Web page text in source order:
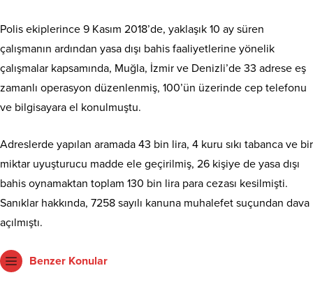
Polis ekiplerince 9 Kasım 2018’de, yaklaşık 10 ay süren
çalışmanın ardından yasa dışı bahis faaliyetlerine yönelik
çalışmalar kapsamında, Muğla, İzmir ve Denizli’de 33 adrese eş
zamanlı operasyon düzenlenmiş, 100’ün üzerinde cep telefonu
ve bilgisayara el konulmuştu.
Adreslerde yapılan aramada 43 bin lira, 4 kuru sıkı tabanca ve bir
miktar uyuşturucu madde ele geçirilmiş, 26 kişiye de yasa dışı
bahis oynamaktan toplam 130 bin lira para cezası kesilmişti.
Sanıklar hakkında, 7258 sayılı kanuna muhalefet suçundan dava
açılmıştı.
Benzer Konular